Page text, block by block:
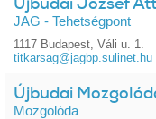
JAG - Tehetségpont
1117 Budapest, Váli u. 1.
titkarsag@jagbp.sulinet.hu
Újbudai
Mozgolóda